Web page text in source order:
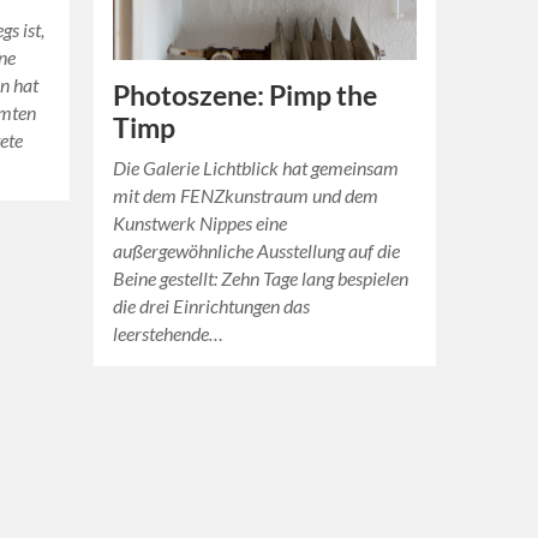
ist,
hat
Photoszene: Pimp the
Timp
Die Galerie Lichtblick hat gemeinsam
mit dem FENZkunstraum und dem
Kunstwerk Nippes eine
außergewöhnliche Ausstellung auf die
Beine gestellt: Zehn Tage lang bespielen
die drei Einrichtungen das
leerstehende…